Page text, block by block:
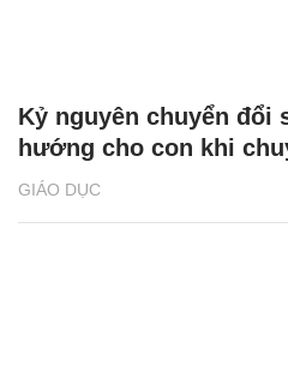
GIÁO DỤC
Kỷ nguyên chuyển đổi
hướng cho con khi